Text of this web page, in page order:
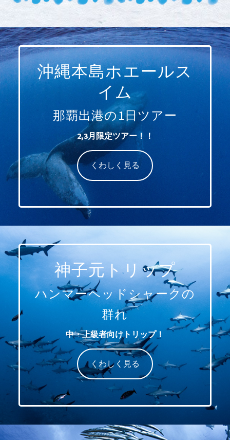
沖縄本島ホエールス
イム
那覇出港の1日ツアー
2,3月限定ツアー！！
くわしく見る
神子元トリップ
ハンマーヘッドシャークの
群れ
中・上級者向けトリップ！
くわしく見る